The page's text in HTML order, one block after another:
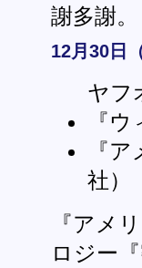
謝多謝。
12月30日
ヤフ
『
『
社）
『アメ
ロジー